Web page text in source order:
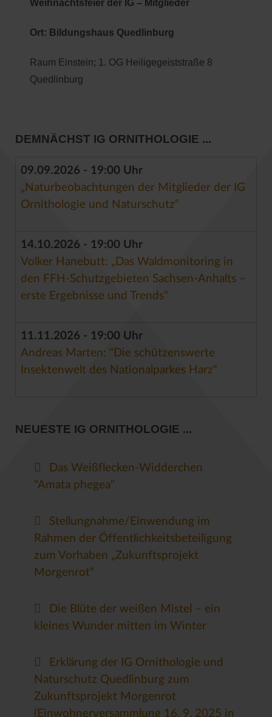
Weihnachtsfeier der IG – Mitglieder
Ort: Bildungshaus Quedlinburg
Raum Einstein; 1. OG Heiligegeiststraße 8
Quedlinburg
DEMNÄCHST IG ORNITHOLOGIE ...
09.09.2026 - 19:00 Uhr
„Naturbeobachtungen der Mitglieder der IG
Ornithologie und Naturschutz“
14.10.2026 - 19:00 Uhr
Volker Hanebutt: „Das Waldmonitoring in
den FFH-Schutzgebieten Sachsen-Anhalts –
erste Ergebnisse und Trends“
11.11.2026 - 19:00 Uhr
Andreas Marten: "Die schützenswerte
Insektenwelt des Nationalparkes Harz“
NEUESTE IG ORNITHOLOGIE ...
Das Weißflecken-Widderchen
"Amata phegea"
Stellungnahme/Einwendung im
Rahmen der Öffentlichkeitsbeteiligung
zum Vorhaben „Zukunftsprojekt
Morgenrot“
Die Blüte der weißen Mistel – ein
kleines Wunder mitten im Winter
Erklärung der IG Ornithologie und
Naturschutz Quedlinburg zum
Zukunftsprojekt Morgenrot
(Einwohnerversammlung 16. 9. 2025 in